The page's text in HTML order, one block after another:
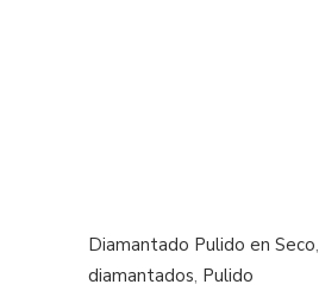
Diamantado Pulido en Seco,
diamantados, Pulido